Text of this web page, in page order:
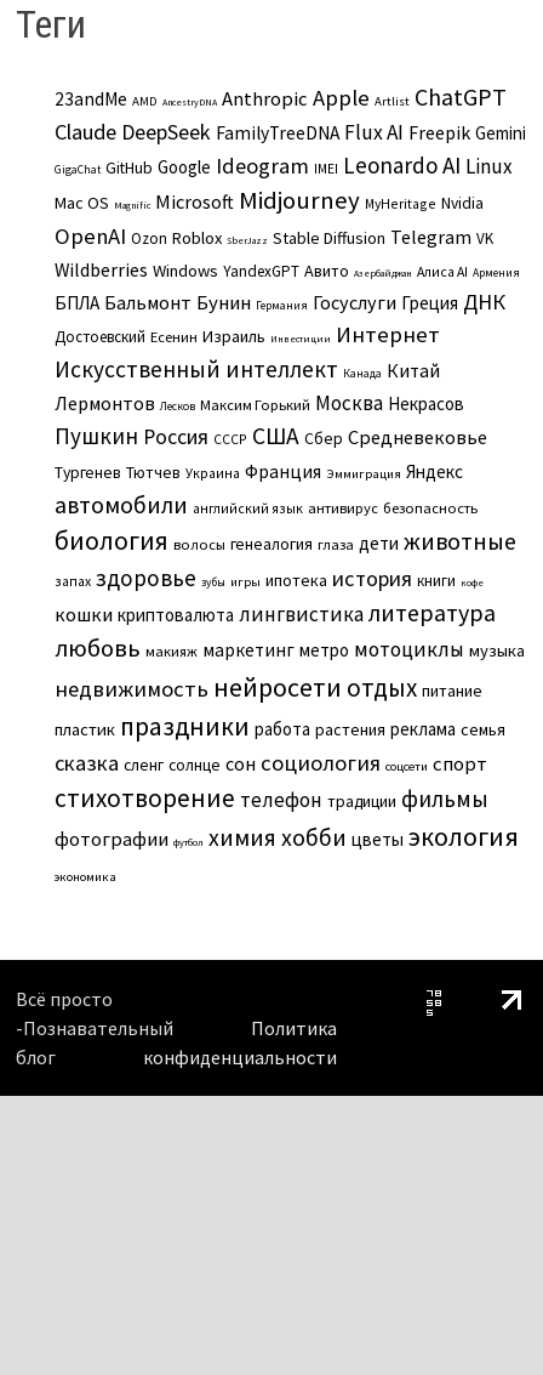
Теги
23andMe AMD AncestryDNA Anthropic Apple Artlist ChatGPT
Claude DeepSeek FamilyTreeDNA Flux AI Freepik Gemini
GigaChat GitHub Google Ideogram IMEI Leonardo AI Linux
Mac OS Magnific Microsoft Midjourney MyHeritage Nvidia
OpenAI Ozon Roblox SberJazz Stable Diffusion Telegram VK
Wildberries Windows YandexGPT Авито Азербайджан Алиса AI Армения
БПЛА Бальмонт Бунин Германия Госуслуги Греция ДНК
Достоевский Есенин Израиль Инвестиции Интернет
Искусственный интеллект Канада Китай
Лермонтов Лесков Максим Горький Москва Некрасов
Пушкин Россия СССР США Сбер Средневековье
Тургенев Тютчев Украина Франция Эммиграция Яндекс
автомобили английский язык антивирус безопасность
биология волосы генеалогия глаза дети животные
запах здоровье зубы игры ипотека история книги кофе
кошки криптовалюта лингвистикалитература
любовь макияж маркетинг метро мотоциклы музыка
недвижимость нейросети отдых питание
пластик праздники работа растения реклама семья
сказка сленг солнце сон социология соцсети спорт
стихотворение телефон традиции фильмы
фотографии футбол химия хобби цветы экология
экономика
Всё просто
-Познавательный
блог
Политика
конфиденциальности